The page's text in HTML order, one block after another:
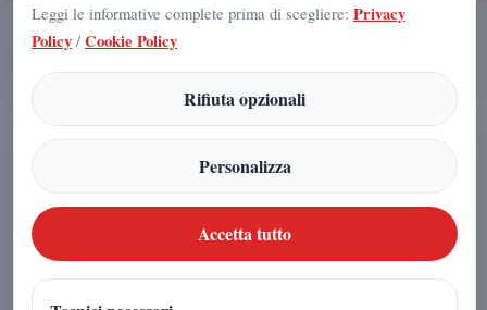
Home
Articoli
3I/ATLAS e l’anti-coda: non un’astronave, ma un “vettore” con
microsonde?
3I/ATLAS e l’anti-coda: non
un’astronave, ma un “vettore” con
microsonde?
Leggi le informative complete prima di scegliere: Privacy
Policy / Cookie Policy
Rifiuta opzionali
Personalizza
Accetta tutto